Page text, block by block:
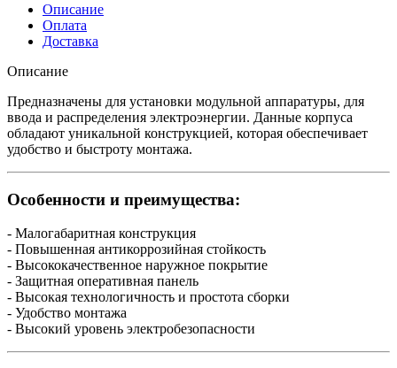
Описание
Оплата
Доставка
Описание
Предназначены для установки модульной аппаратуры, для
ввода и распределения электроэнергии. Данные корпуса
обладают уникальной конструкцией, которая обеспечивает
удобство и быстроту монтажа.
Особенности и преимущества:
- Малогабаритная конструкция
- Повышенная антикоррозийная стойкость
- Высококачественное наружное покрытие
- Защитная оперативная панель
- Высокая технологичность и простота сборки
- Удобство монтажа
- Высокий уровень электробезопасности